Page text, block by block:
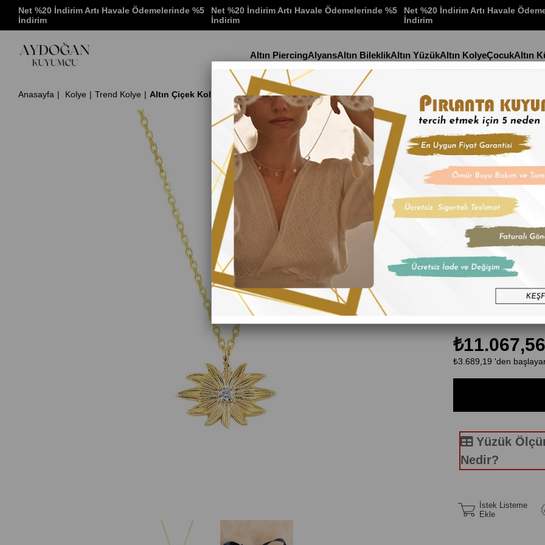
Net %20 İndirim Artı Havale Ödemelerinde %5
İndirim
Net %20 İndirim Artı Havale Ödemelerinde %5
İndirim
Net %20 İndirim Artı Havale
İndirim
Altın PiercingAlyansAltın BileklikAltın YüzükAltın KolyeÇocukAltın
Anasayfa Kolye Trend Kolye Altın Çiçek Kolye
Stok Kodu
Altın Çiçek
İndirim Oranı : %20
Maden:Altın
Renk:Yeşil
Ağırlık:1.63gr
Ürün uzunluğu 42 cm
Ayar:14K
Teslimat:1-3 iş günü
Özel
₺11.067,56
₺3.689,19 'den
Yüzük
Nedir?
İstek Listeme
Ekle